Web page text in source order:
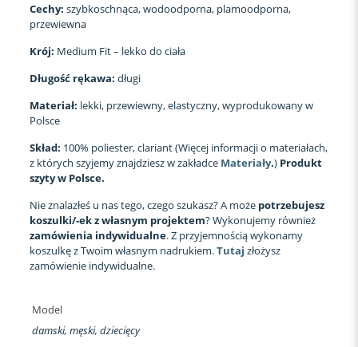
Cechy: szybkoschnąca, wodoodporna, plamoodporna,
przewiewna
Krój: Medium Fit – lekko do ciała
Długość rękawa: długi
Materiał: lekki, przewiewny, elastyczny, wyprodukowany w
Polsce
Skład: 100% poliester, clariant (Więcej informacji o materiałach,
z których szyjemy znajdziesz w zakładce Materiały.) Produkt
szyty w Polsce.
Nie znalazłeś u nas tego, czego szukasz? A może potrzebujesz
koszulki/-ek z własnym projektem? Wykonujemy również
zamówienia indywidualne. Z przyjemnością wykonamy
koszulkę z Twoim własnym nadrukiem.Tutaj złożysz
zamówienie indywidualne.
Model
damski, męski, dziecięcy